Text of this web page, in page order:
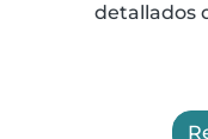
detallados